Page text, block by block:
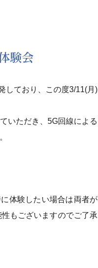
験会
しており、この度3/11(月)
いただき、5G回線による
体験したい場合は両者が
もございますのでご了承